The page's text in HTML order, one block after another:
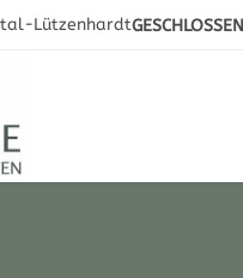
LützenhardtGESCHLOSSEN